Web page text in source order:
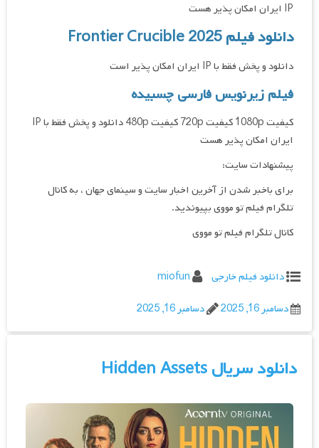
IP ایران امکان پذیر هست
دانلود فیلم Frontier Crucible 2025
دانلود و پخش فقط با IP ایران امکان پذیر است
فیلم زیرنویس فارسی چسبیده
کیفیت 1080p کیفیت 720p کیفیت 480p دانلود و پخش فقط با IP
ایران امکان پذیر هست
پیشنهادات سایت:
برای باخبر شدن از آخرین اخبار سایت و سینمای جهان ، به کانال
تلگرام فیلم تو مووی بپیوندید.
کانال تلگرام فیلم تو مووی
دانلود فیلم خارجی
miofun
دسامبر 16, 2025
دسامبر 16, 2025
دانلود سریال Hidden Assets